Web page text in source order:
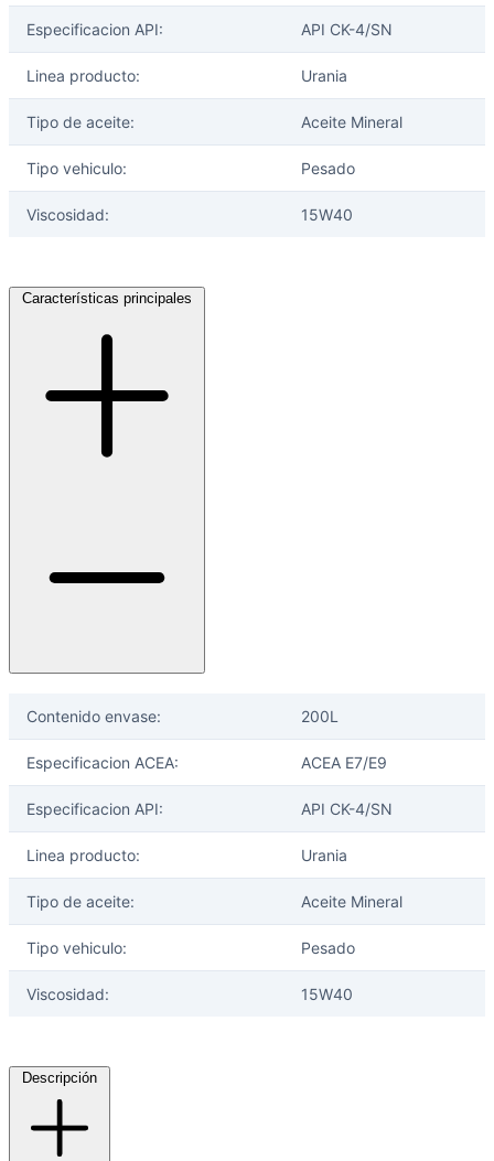
Ayuda
Especificacion API: API CK-4/SN
Linea producto: Urania
Tipo de aceite: Aceite Mineral
Tipo vehiculo: Pesado
Viscosidad: 15W40
Características principales
Contenido envase: 200L
Especificacion ACEA: ACEA E7/E9
Especificacion API: API CK-4/SN
Linea producto: Urania
Tipo de aceite: Aceite Mineral
Tipo vehiculo: Pesado
Viscosidad: 15W40
Descripción